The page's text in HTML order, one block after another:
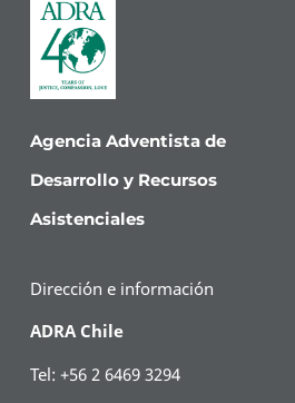
Agencia Adventista de
Desarrollo y Recursos
Asistenciales
Dirección e información
ADRA Chile
Tel: +56 2 6469 3294